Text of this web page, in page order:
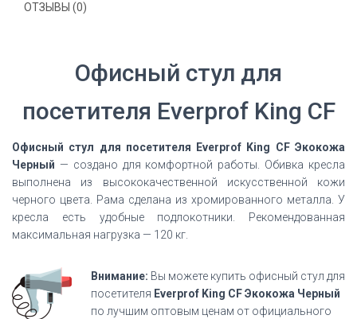
ОТЗЫВЫ (0)
Офисный стул для
посетителя Everprof King CF
Офисный стул для посетителя Everprof King CF Экокожа
Черный — создано для комфортной работы. Обивка кресла
выполнена из высококачественной искусственной кожи
черного цвета. Рама сделана из хромированного металла. У
кресла есть удобные подлокотники. Рекомендованная
максимальная нагрузка — 120 кг.
Внимание: Вы можете купить офисный стул для
посетителя Everprof King CF Экокожа Черный
по лучшим оптовым ценам от официального